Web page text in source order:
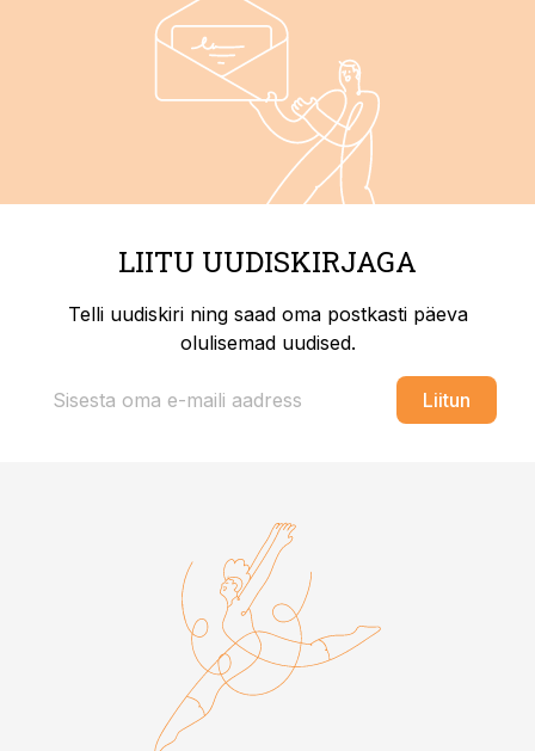
LIITU UUDISKIRJAGA
Telli uudiskiri ning saad oma postkasti päeva
olulisemad uudised.
Liitun